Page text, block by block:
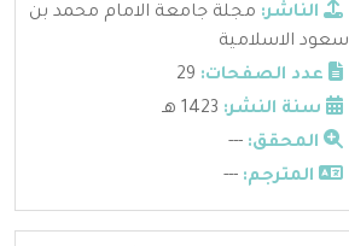
الناشر: مجلة جامعة الامام محمد بن
سعود الاسلامية
عدد الصفحات:
سنة النشر:
المحقق: ---
المترجم: ---